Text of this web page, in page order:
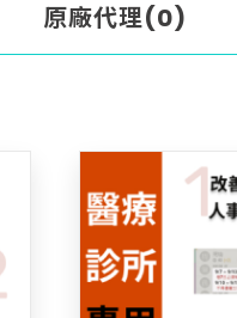
原廠代理(0)